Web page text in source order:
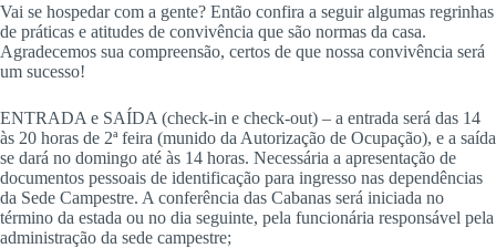
Vai se hospedar com a gente? Então confira a seguir algumas regrinhas
de práticas e atitudes de convivência que são normas da casa.
Agradecemos sua compreensão, certos de que nossa convivência será
um sucesso!
ENTRADA e SAÍDA (check-in e check-out) – a entrada será das 14
às 20 horas de 2ª feira (munido da Autorização de Ocupação), e a saída
se dará no domingo até às 14 horas. Necessária a apresentação de
documentos pessoais de identificação para ingresso nas dependências
da Sede Campestre. A conferência das Cabanas será iniciada no
término da estada ou no dia seguinte, pela funcionária responsável pela
administração da sede campestre;